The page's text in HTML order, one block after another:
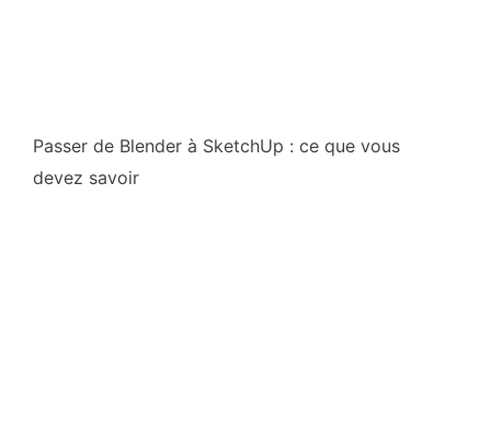
Passer de Blender à SketchUp : ce que vous
devez savoir